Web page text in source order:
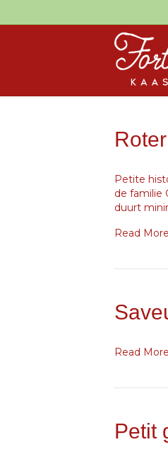
Petite
de familie
duurt
Read More
Read More
Petit